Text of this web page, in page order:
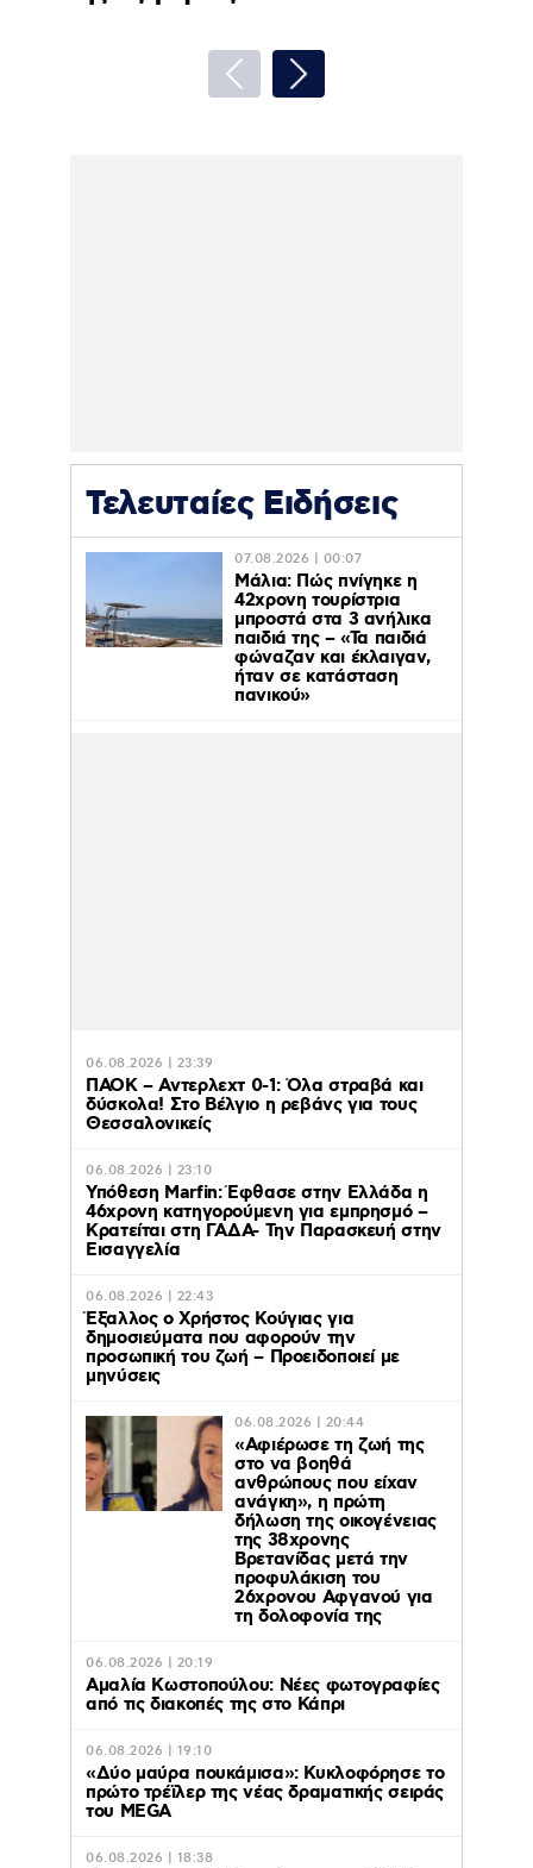
Τελευταίες Ειδήσεις
07.08.2026 | 00:07
Μάλια: Πώς πνίγηκε η
42χρονη τουρίστρια
μπροστά στα 3 ανήλικα
παιδιά της – «Τα παιδιά
φώναζαν και έκλαιγαν,
ήταν σε κατάσταση
πανικού»
06.08.2026 | 23:39
ΠΑΟΚ – Αντερλεχτ 0-1: Όλα στραβά και
δύσκολα! Στο Βέλγιο η ρεβάνς για τους
Θεσσαλονικείς
06.08.2026 | 23:10
Υπόθεση Marfin: Έφθασε στην Ελλάδα η
46χρονη κατηγορούμενη για εμπρησμό –
Κρατείται στη ΓΑΔΑ- Την Παρασκευή στην
Εισαγγελία
06.08.2026 | 22:43
Έξαλλος ο Χρήστος Κούγιας για
δημοσιεύματα που αφορούν την
προσωπική του ζωή – Προειδοποιεί με
μηνύσεις
06.08.2026 | 20:44
«Αφιέρωσε τη ζωή της
στο να βοηθά
ανθρώπους που είχαν
ανάγκη», η πρώτη
δήλωση της οικογένειας
της 38χρονης
Βρετανίδας μετά την
προφυλάκιση του
26χρονου Αφγανού για
τη δολοφονία της
06.08.2026 | 20:19
Αμαλία Κωστοπούλου: Νέες φωτογραφίες
από τις διακοπές της στο Κάπρι
06.08.2026 | 19:10
«Δύο μαύρα πουκάμισα»: Κυκλοφόρησε το
πρώτο τρέϊλερ της νέας δραματικής σειράς
του MEGA
06.08.2026 | 18:38